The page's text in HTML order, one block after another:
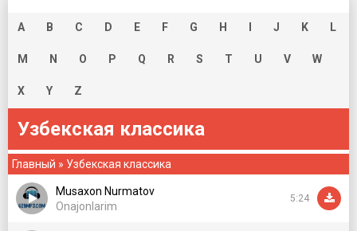
A B C D E F G H J K L
M N O P Q R S T U V W
X Y Z
Узбекская классика
Главный » Узбекская классика
Musaxon Nurmatov
Onajonlarim
5:24